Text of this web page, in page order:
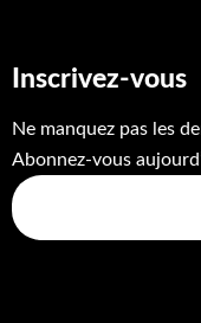
Inscrivez-vous
Ne manquez pas les
Abonnez-vous